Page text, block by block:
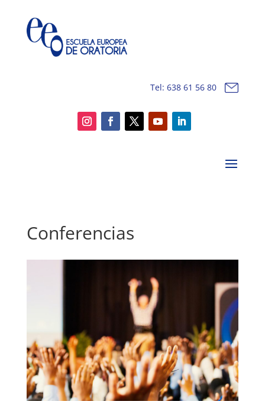
Tel: 638 61 56 80
Conferencias